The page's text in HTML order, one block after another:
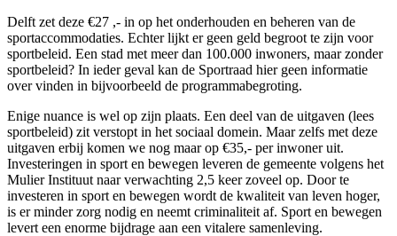
Delft zet deze €27 ,- in op het onderhouden en beheren van de
sportaccommodaties. Echter lijkt er geen geld begroot te zijn voor
sportbeleid. Een stad met meer dan 100.000 inwoners, maar zonder
sportbeleid? In ieder geval kan de Sportraad hier geen informatie
over vinden in bijvoorbeeld de programmabegroting.
Enige nuance is wel op zijn plaats. Een deel van de uitgaven (lees
sportbeleid) zit verstopt in het sociaal domein. Maar zelfs met deze
uitgaven erbij komen we nog maar op €35,- per inwoner uit.
Investeringen in sport en bewegen leveren de gemeente volgens het
Mulier Instituut naar verwachting 2,5 keer zoveel op. Door te
investeren in sport en bewegen wordt de kwaliteit van leven hoger,
is er minder zorg nodig en neemt criminaliteit af. Sport en bewegen
levert een enorme bijdrage aan een vitalere samenleving.